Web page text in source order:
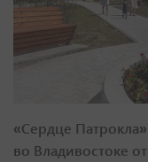
«Сердце
во Владивостоке